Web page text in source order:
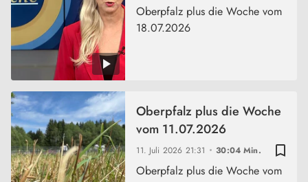
Oberpfalz plus die Woche vom
18.07.2026
bookmark_border
11. Juli 2026 21:31 30:04 Min.
Oberpfalz plus die Woche
vom 11.07.2026
Oberpfalz plus die Woche vom